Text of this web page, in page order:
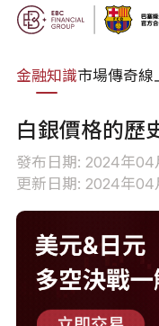
金融知識市場傳奇線
白銀價格的歷
發布日期: 2024年04
更新日期: 2024年04